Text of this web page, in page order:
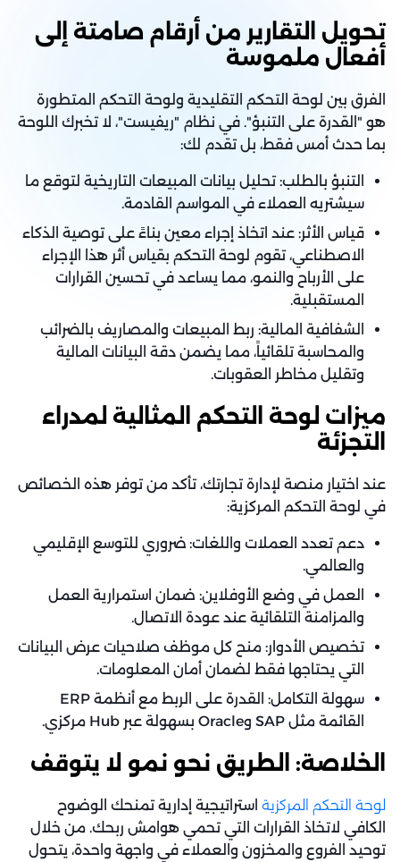
تحويل التقارير من أرقام صامتة إلى
أفعال ملموسة
الفرق بين لوحة التحكم التقليدية ولوحة التحكم المتطورة
هو "القدرة على التنبؤ". في نظام "ريفيست"، لا تخبرك اللوحة
بما حدث أمس فقط، بل تقدم لك:
التنبؤ بالطلب: تحليل بيانات المبيعات التاريخية لتوقع ما
سيشتريه العملاء في المواسم القادمة.
قياس الأثر: عند اتخاذ إجراء معين بناءً على توصية الذكاء
الاصطناعي، تقوم لوحة التحكم بقياس أثر هذا الإجراء
على الأرباح والنمو، مما يساعد في تحسين القرارات
المستقبلية.
الشفافية المالية: ربط المبيعات والمصاريف بالضرائب
والمحاسبة تلقائياً، مما يضمن دقة البيانات المالية
وتقليل مخاطر العقوبات.
ميزات لوحة التحكم المثالية لمدراء
التجزئة
عند اختيار منصة لإدارة تجارتك، تأكد من توفر هذه الخصائص
في لوحة التحكم المركزية:
دعم تعدد العملات واللغات: ضروري للتوسع الإقليمي
والعالمي.
العمل في وضع الأوفلاين: ضمان استمرارية العمل
والمزامنة التلقائية عند عودة الاتصال.
تخصيص الأدوار: منح كل موظف صلاحيات عرض البيانات
التي يحتاجها فقط لضمان أمان المعلومات.
سهولة التكامل: القدرة على الربط مع أنظمة ERP
القائمة مثل SAP وOracle بسهولة عبر Hub مركزي.
الخلاصة: الطريق نحو نمو لا يتوقف
لوحة التحكم المركزية استراتيجية إدارية تمنحك الوضوح
الكافي لاتخاذ القرارات التي تحمي هوامش ربحك. من خلال
توحيد الفروع والمخزون والعملاء في واجهة واحدة، يتحول